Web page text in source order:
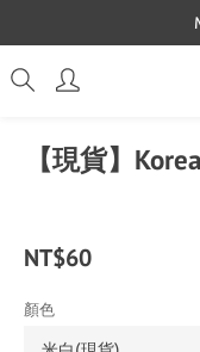
【現貨】
NT$60
顏色